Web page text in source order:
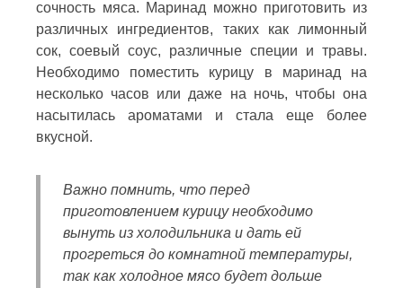
сочность мяса. Маринад можно приготовить из
различных ингредиентов, таких как лимонный
сок, соевый соус, различные специи и травы.
Необходимо поместить курицу в маринад на
несколько часов или даже на ночь, чтобы она
насытилась ароматами и стала еще более
вкусной.
Важно помнить, что перед
приготовлением курицу необходимо
вынуть из холодильника и дать ей
прогреться до комнатной температуры,
так как холодное мясо будет дольше